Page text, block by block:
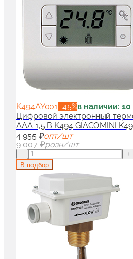
K494AY001−45%в наличии: 10
Цифровой электронный
AAA 1,5 B K494 GIACOMINI
4 955 ₽опт/шт
9 007 ₽розн/шт
−
+
В подбор